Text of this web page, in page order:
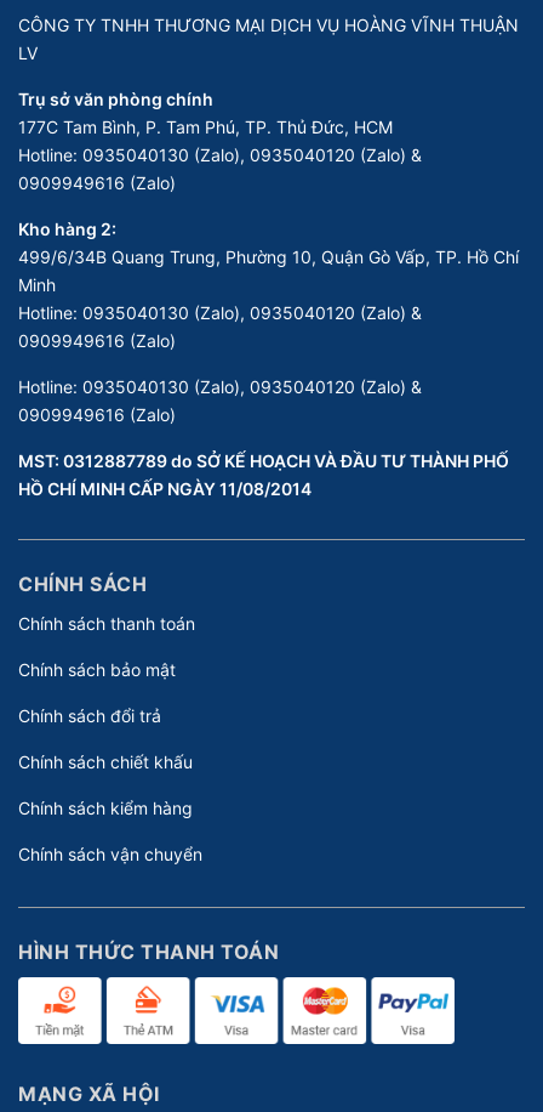
CÔNG TY TNHH THƯƠNG MẠI DỊCH VỤ HOÀNG VĨNH THUẬN
LV
Trụ sở văn phòng chính
177C Tam Bình, P. Tam Phú, TP. Thủ Đức, HCM
Hotline: 0935040130 (Zalo), 0935040120 (Zalo) &
0909949616 (Zalo)
Kho hàng 2:
499/6/34B Quang Trung, Phường 10, Quận Gò Vấp, TP. Hồ Chí
Minh
Hotline: 0935040130 (Zalo), 0935040120 (Zalo) &
0909949616 (Zalo)
Hotline: 0935040130 (Zalo), 0935040120 (Zalo) &
0909949616 (Zalo)
MST: 0312887789 do SỞ KẾ HOẠCH VÀ ĐẦU TƯ THÀNH PHỐ
HỒ CHÍ MINH CẤP NGÀY 11/08/2014
CHÍNH SÁCH
Chính sách thanh toán
Chính sách bảo mật
Chính sách đổi trả
Chính sách chiết khấu
Chính sách kiểm hàng
Chính sách vận chuyển
HÌNH THỨC THANH TOÁN
MẠNG XÃ HỘI